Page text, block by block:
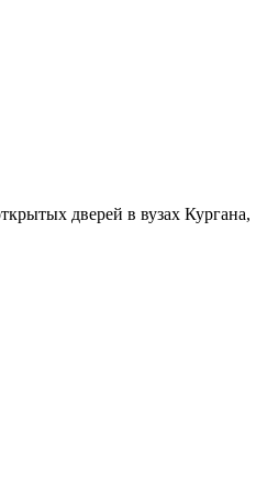
дверей в вузах Кургана,